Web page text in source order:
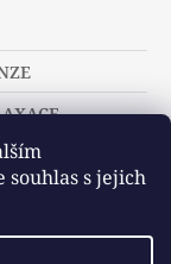
s jejich